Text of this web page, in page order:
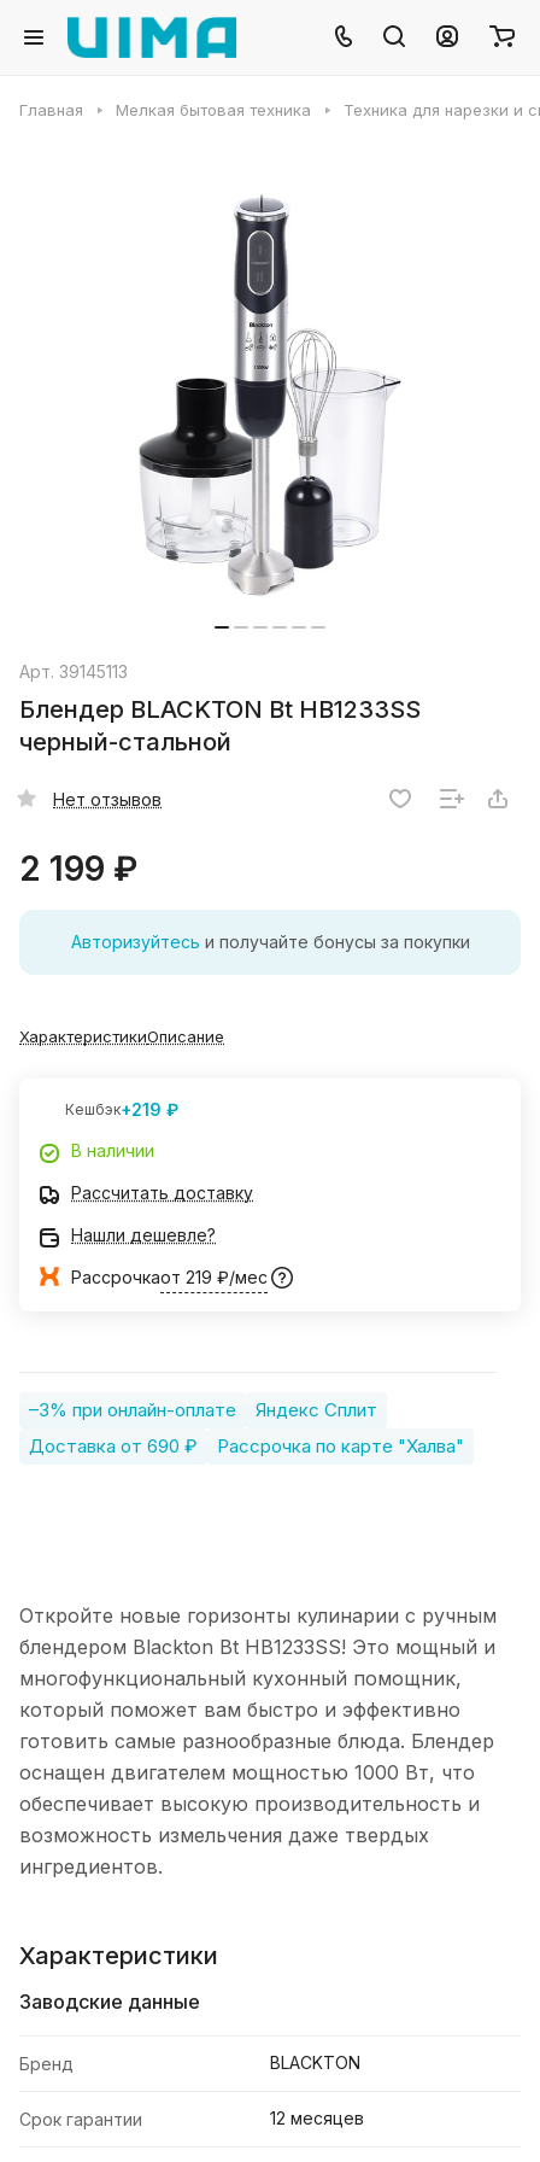
Главная Мелкая бытовая техника Техника для нарезки и
Арт. 39145113
Блендер BLACKTON Bt HB1233SS
черный-стальной
Нет отзывов
2 199 ₽
Авторизуйтесь и получайте бонусы за покупки
ХарактеристикиОписание
Кешбэк+219 ₽
В наличии
Рассчитать доставку
Нашли дешевле?
Рассрочкаот 219 ₽/мес
–3% при онлайн-оплате
Яндекс Сплит
Доставка от 690 ₽
Рассрочка по карте "Халва"
Откройте новые горизонты кулинарии с ручным
блендером Blackton Bt HB1233SS! Это мощный и
многофункциональный кухонный помощник,
который поможет вам быстро и эффективно
готовить самые разнообразные блюда. Блендер
оснащен двигателем мощностью 1000 Вт, что
обеспечивает высокую производительность и
возможность измельчения даже твердых
ингредиентов.
Характеристики
Заводские данные
Бренд BLACKTON
Срок гарантии 12 месяцев